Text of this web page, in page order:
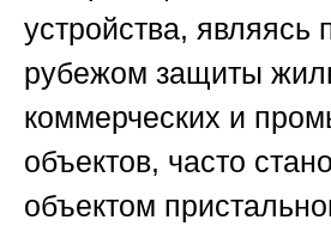
устройства, являясь
рубежом защиты
коммерческих и
объектов, часто
объектом